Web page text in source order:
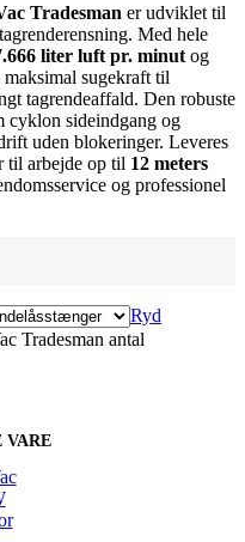
Tradesman er udviklet til
Med hele
liter luft pr. minut og
maksimal sugekraft til
tagrendeaffald. Den robuste
cyklon sideindgang og
uden blokeringer. Leveres
til arbejde op til 12 meters
og professionel
Ryd
Tradesman antal
VARE